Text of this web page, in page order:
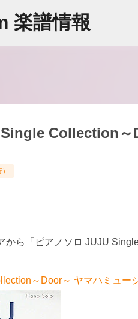
楽譜情報
Collection
から「ピアノソロ JUJU
～Door～ ヤマハミュ